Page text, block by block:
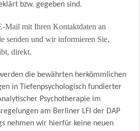
bzw. gegeben sind.
Mail mit Ihren Kontaktdaten an
senden und wir informieren Sie,
direkt.
die bewährten herkömmlichen
in Tiefenpsychologisch fundierter
Psychotherapie im
am Berliner LFI der DAP
nehmen wir hierfür keine neuen